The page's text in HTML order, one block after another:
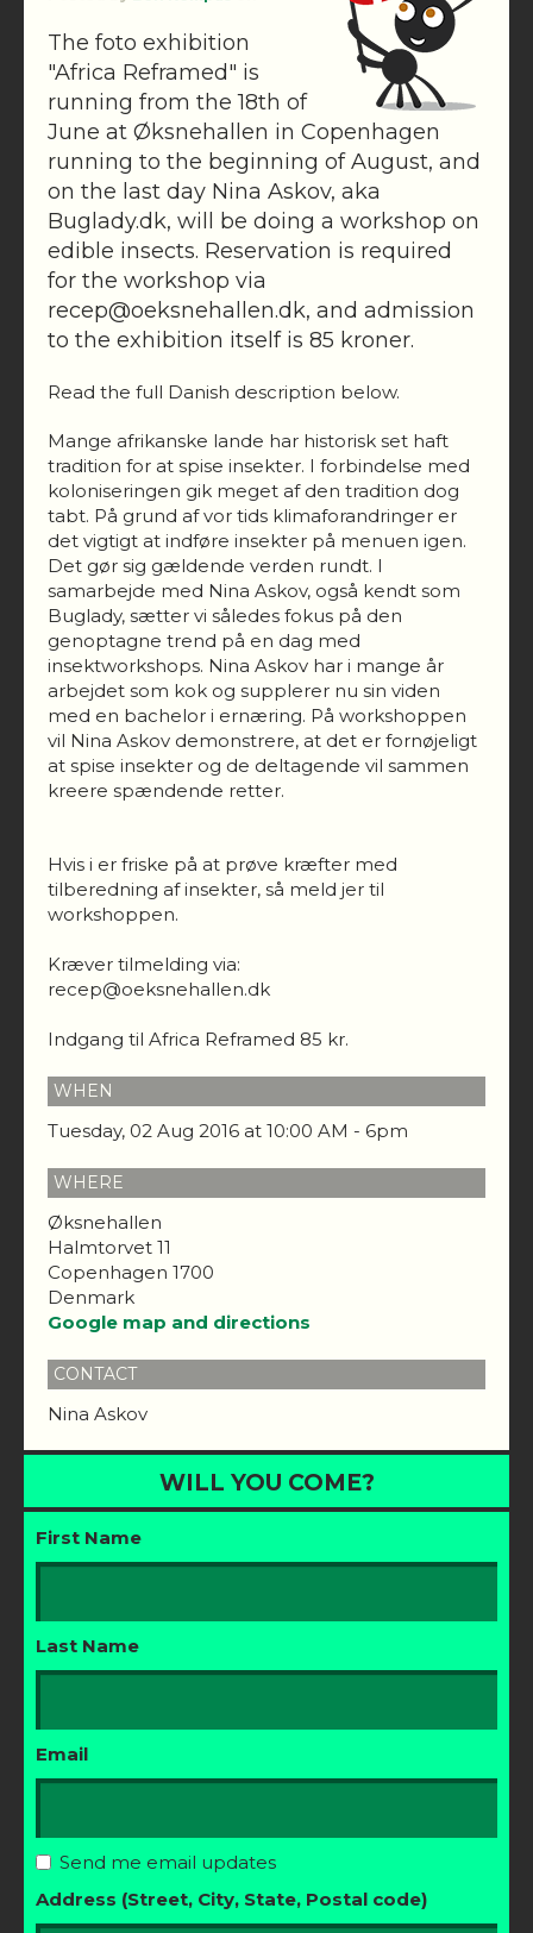
The foto exhibition
"Africa Reframed" is
running from the 18th of
June at Øksnehallen in Copenhagen
running to the beginning of August, and
on the last day Nina Askov, aka
Buglady.dk, will be doing a workshop on
edible insects. Reservation is required
for the workshop via
recep@oeksnehallen.dk, and admission
to the exhibition itself is 85 kroner.
Read the full Danish description below.
Mange afrikanske lande har historisk set haft
tradition for at spise insekter. I forbindelse med
koloniseringen gik meget af den tradition dog
tabt. På grund af vor tids klimaforandringer er
det vigtigt at indføre insekter på menuen igen.
Det gør sig gældende verden rundt. I
samarbejde med Nina Askov, også kendt som
Buglady, sætter vi således fokus på den
genoptagne trend på en dag med
insektworkshops. Nina Askov har i mange år
arbejdet som kok og supplerer nu sin viden
med en bachelor i ernæring. På workshoppen
vil Nina Askov demonstrere, at det er fornøjeligt
at spise insekter og de deltagende vil sammen
kreere spændende retter.
Hvis i er friske på at prøve kræfter med
tilberedning af insekter, så meld jer til
workshoppen.
Kræver tilmelding via:
recep@oeksnehallen.dk
Indgang til Africa Reframed 85 kr.
WHEN
Tuesday, 02 Aug 2016 at 10:00 AM - 6pm
WHERE
Øksnehallen
Halmtorvet 11
Copenhagen 1700
Denmark
Google map and directions
CONTACT
Nina Askov
WILL YOU COME?
First Name
Last Name
Email
Send me email updates
Address (Street, City, State, Postal code)